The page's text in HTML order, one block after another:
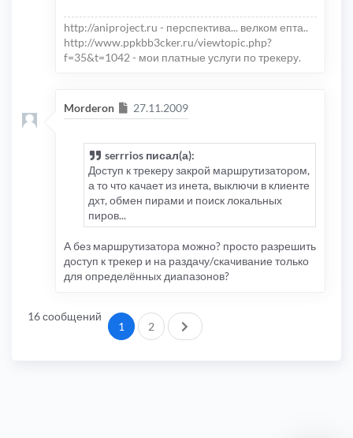
http://aniproject.ru - перспектива... велком епта..
http://www.ppkbb3cker.ru/viewtopic.php?
f=35&t=1042 - мои платные услуги по трекеру.
Morderon Сообщение
27.11.2009
serrrios писал(а):
Доступ к трекеру закрой маршрутизатором,
а то что качает из инета, выключи в клиенте
дхт, обмен пирами и поиск локальных
пиров...
А без маршрутизатора можно? просто разрешить
доступ к трекер и на раздачу/скачивание только
для определённых диапазонов?
16 сообщений
1 2 След.